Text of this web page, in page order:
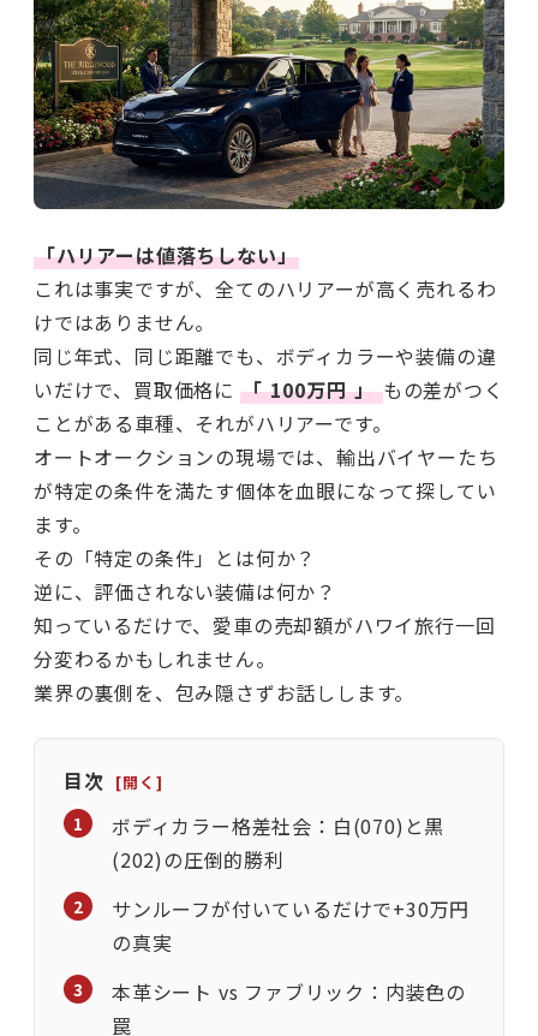
「ハリアーは値落ちしない」
これは事実ですが、全てのハリアーが高く売れるわ
けではありません。
同じ年式、同じ距離でも、ボディカラーや装備の違
いだけで、買取価格に 「100万円」もの差がつく
ことがある車種、それがハリアーです。
オートオークションの現場では、輸出バイヤーたち
が特定の条件を満たす個体を血眼になって探してい
ます。
その「特定の条件」とは何か？
逆に、評価されない装備は何か？
知っているだけで、愛車の売却額がハワイ旅行一回
分変わるかもしれません。
業界の裏側を、包み隠さずお話しします。
目次
ボディカラー格差社会：白(070)と黒
(202)の圧倒的勝利
サンルーフが付いているだけで+30万円
の真実
本革シート vs ファブリック：内装色の
罠